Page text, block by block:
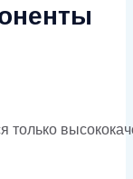
только